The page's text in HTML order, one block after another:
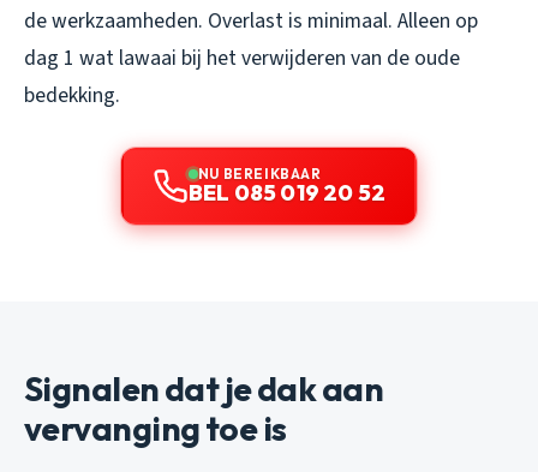
de werkzaamheden. Overlast is minimaal. Alleen op
dag 1 wat lawaai bij het verwijderen van de oude
bedekking.
NU BEREIKBAAR
BEL 085 019 20 52
Signalen dat je dak aan
vervanging toe is